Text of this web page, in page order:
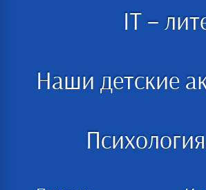
IT –
Наши детские